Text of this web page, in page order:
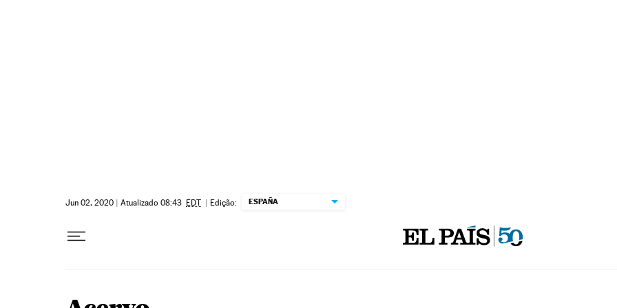
Jun 02, 2020 | Atualizado 08:43 EDT | Edição: ESPAÑA